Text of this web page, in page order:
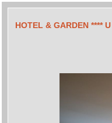
HOTEL & GARDEN ****